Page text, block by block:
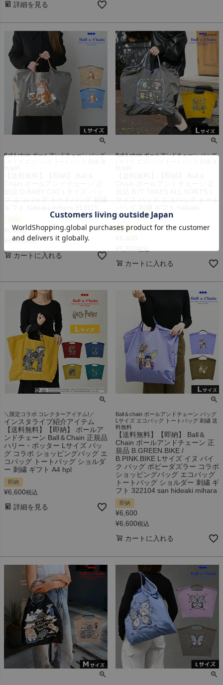
詳細を見る
Ball＆chain ボールアンドチェーン バッグ
グ エコバッグ トートバッグ 刺繍
6,600
6,600 税込
カートに入れる
Ball＆chain ボールアンドチェーン バッグ
サイズ バッグ エコバッグ トート
mihara 322105
即納
カートに入れる
＼限定コラボ コレクターアイテム!／
インスタライブ紹介アイテム
【送料無料】【即納】 ボールア
ンドチェーン Ball＆Chain 正規品
ハリー・ポッター Lサイズ バッ
グ コラボ ショッピングバッグ エ
コバッグ トートバッグ ショルダ
ー 刺繍 ギフト A4 hpl
即納
¥6,600税込
詳細を見る
Ball＆chain ボールアンドチェーン バッグ
Lサイズ エコバッグ トートバッグ 刺繍 送
料無料
【送料無料】【即納】 Ball＆
Chain ボールアンドチェーン 正
規品 B.GREEN.BIKE /
B.PINK.BIKE Lサイズ イヌ バイ
ク バッグ ボビーダズラー コラボ
ショッピングバッグ エコバッグ
トートバッグ ショルダー 刺繍 ギ
フト 322104 san hideaki mihara
即納
¥6,600
¥6,600税込
カートに入れる